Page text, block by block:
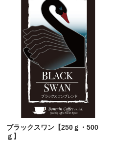
ブラックスワン【250ｇ・500
ｇ】